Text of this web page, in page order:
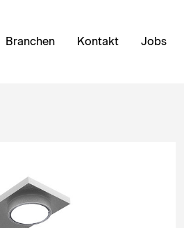
Branchen Kontakt Jobs